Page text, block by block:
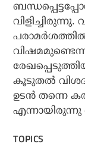
കൂടുതല്‍
ഉടന്‍ തന്നെ
TOPICS